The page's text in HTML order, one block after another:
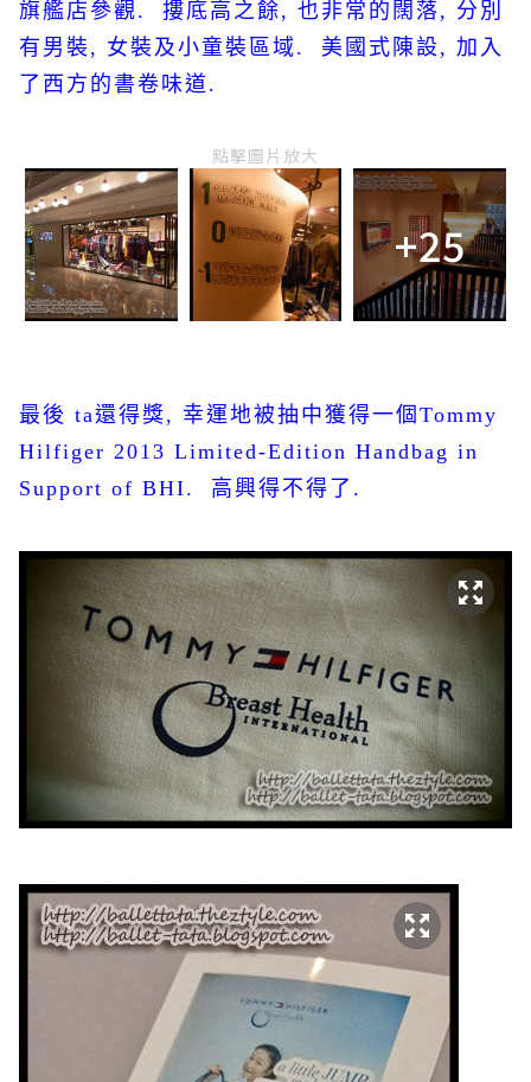
旗艦店參觀. 摟底高之餘, 也非常的闊落, 分別
有男裝 , 女裝及小童裝區域. 美國式陳設 , 加入
了西方的書卷味道 .
點擊圖片放大
+25
最後 ta還得獎, 幸運地被抽中獲得一個 Tommy
Hilfiger 2013 Limited-Edition Handbag in
Support of BHI. 高興得不得了 .